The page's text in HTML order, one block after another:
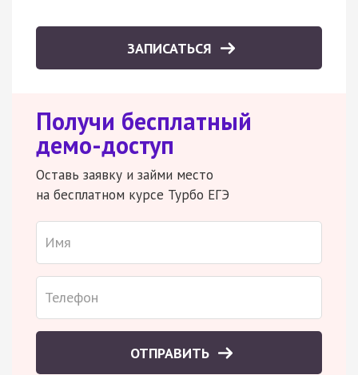
ЗАПИСАТЬСЯ
Получи бесплатный
демо-доступ
Оставь заявку и займи место
на бесплатном курсе Турбо ЕГЭ
ОТПРАВИТЬ